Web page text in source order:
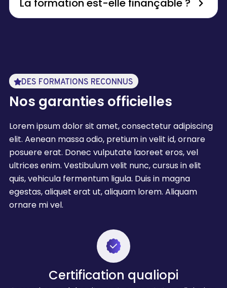
La formation est-elle finançable ?
DES FORMATIONS RECONNUS
Nos garanties officielles
Lorem ipsum dolor sit amet, consectetur adipiscing
elit. Aenean massa odio, pretium in velit id, ornare
posuere erat. Donec vulputate laoreet eros, vel
ultrices enim. Vestibulum velit nunc, cursus in elit
quis, vehicula fermentum ligula. Duis in magna
egestas, aliquet erat ut, aliquam lorem. Aliquam
ornare mi vel.
Certification qualiopi